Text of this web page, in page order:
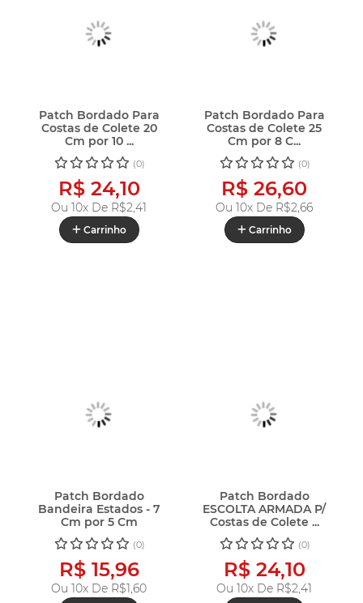
Patch Bordado Para
Costas de Colete 20
Cm por 10 ...
(0)
R$ 24,10
Ou 10x De R$2,41
Carrinho
Patch Bordado Para
Costas de Colete 25
Cm por 8 C...
(0)
R$ 26,60
Ou 10x De R$2,66
Carrinho
Patch Bordado
Bandeira Estados - 7
Cm por 5 Cm
(0)
R$ 15,96
Ou 10x De R$1,60
Patch Bordado
ESCOLTA ARMADA P/
Costas de Colete ...
(0)
R$ 24,10
Ou 10x De R$2,41